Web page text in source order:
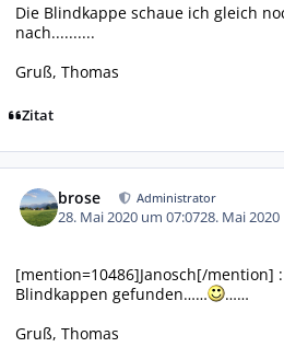
Die Blindkappe schaue ich gleich
nach..........
Gruß, Thomas
Zitat
brose Administrator
28. Mai 2020 um 07:0728. Mai 2020
[mention=10486]Janosch[/mention]
Blindkappen gefunden……
……
Gruß, Thomas